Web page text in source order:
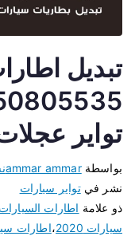
تبديل
تواير
بواسطةammar ammar
نشر فيتواير سيارات
ذو علامة اطارات السيارات
سيارات 2020
،اطارات